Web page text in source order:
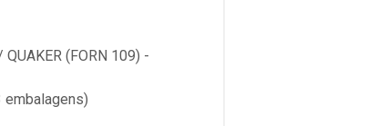
(FORN 109) -
embalagens)